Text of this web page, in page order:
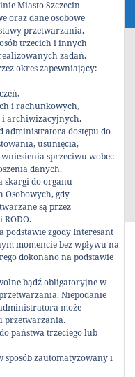
0
Miasto Szczecin
oraz dane osobowe
przetwarzania.
trzecich i innych
zadań.
okres zapewniający:
i rachunkowych,
i archiwizacyjnych.
administratora dostępu do
usunięcia,
sprzeciwu wobec
danych.
skargi do organu
Osobowych, gdy
są przez
zgody Interesant
momencie bez wpływu na
dokonano na podstawie
bądź obligatoryjne w
Niepodanie
może
przetwarzania.
państwa trzeciego lub
sposób zautomatyzowany i